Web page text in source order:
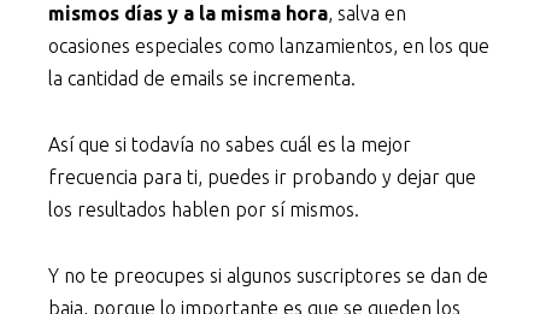
mismos días y a la misma hora , salva en
ocasiones especiales como lanzamientos, en los que
la cantidad de emails se incrementa.
Así que si todavía no sabes cuál es la mejor
frecuencia para ti, puedes ir probando y dejar que
los resultados hablen por sí mismos.
Y no te preocupes si algunos suscriptores se dan de
baja, porque lo importante es que se queden los